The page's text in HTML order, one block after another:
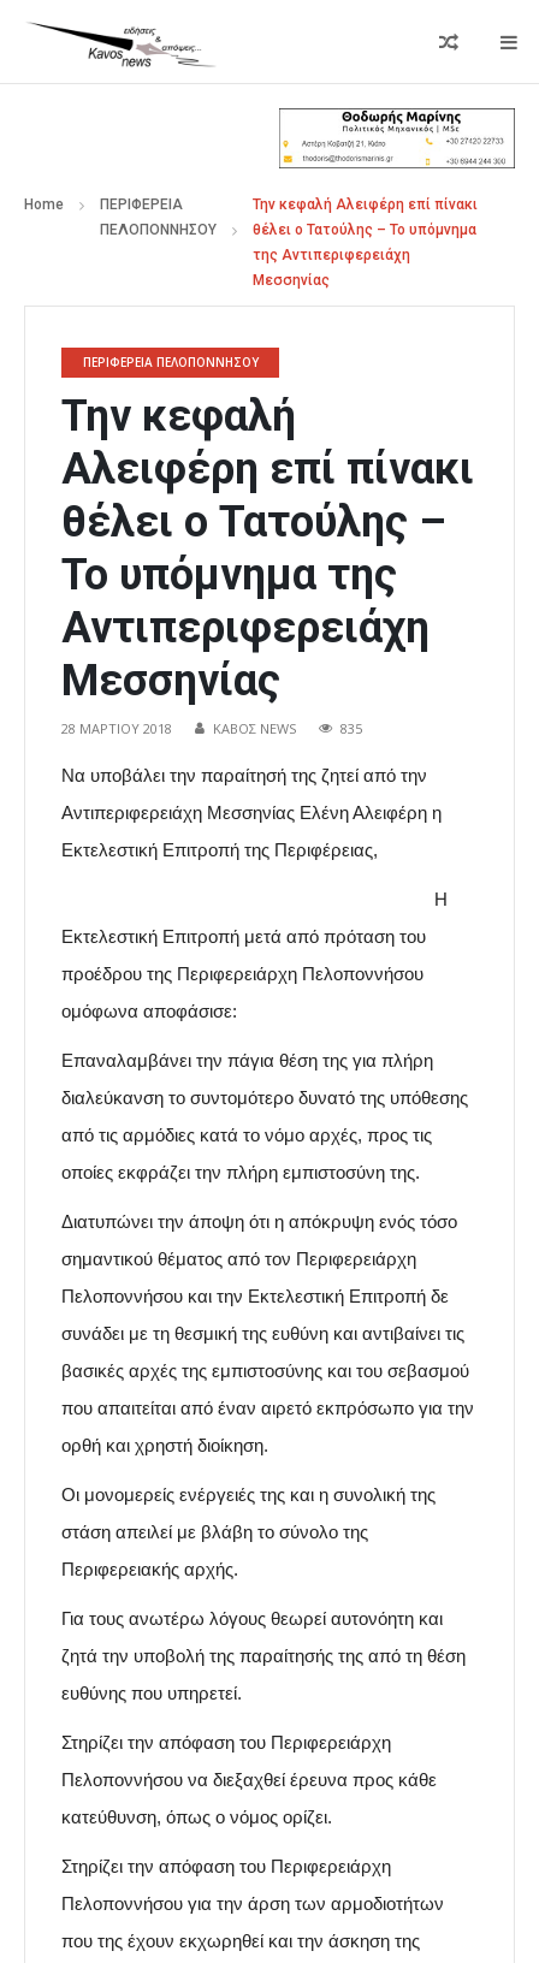
Home
ΠΕΡΙΦΕΡΕΙΑ
ΠΕΛΟΠΟΝΝΗΣΟΥ
Την κεφαλή Αλειφέρη επί πίνακι
θέλει ο Τατούλης – Το υπόμνημα
της Αντιπεριφερειάχη
Μεσσηνίας
ΠΕΡΙΦΕΡΕΙΑ ΠΕΛΟΠΟΝΝΗΣΟΥ
Την κεφαλή
Αλειφέρη επί πίνακι
θέλει ο Τατούλης –
Το υπόμνημα της
Αντιπεριφερειάχη
Μεσσηνίας
28 ΜΑΡΤΊΟΥ 2018 ΚΑΒΟΣ NEWS 835
Να υποβάλει την παραίτησή της ζητεί από την
Αντιπεριφερειάχη Μεσσηνίας Ελένη Αλειφέρη η
Εκτελεστική Επιτροπή της Περιφέρειας,
Η
Εκτελεστική Επιτροπή μετά από πρόταση του
προέδρου της Περιφερειάρχη Πελοποννήσου
ομόφωνα αποφάσισε:
Επαναλαμβάνει την πάγια θέση της για πλήρη
διαλεύκανση το συντομότερο δυνατό της υπόθεσης
από τις αρμόδιες κατά το νόμο αρχές, προς τις
οποίες εκφράζει την πλήρη εμπιστοσύνη της.
Διατυπώνει την άποψη ότι η απόκρυψη ενός τόσο
σημαντικού θέματος από τον Περιφερειάρχη
Πελοποννήσου και την Εκτελεστική Επιτροπή δε
συνάδει με τη θεσμική της ευθύνη και αντιβαίνει τις
βασικές αρχές της εμπιστοσύνης και του σεβασμού
που απαιτείται από έναν αιρετό εκπρόσωπο για την
ορθή και χρηστή διοίκηση.
Οι μονομερείς ενέργειές της και η συνολική της
στάση απειλεί με βλάβη το σύνολο της
Περιφερειακής αρχής.
Για τους ανωτέρω λόγους θεωρεί αυτονόητη και
ζητά την υποβολή της παραίτησής της από τη θέση
ευθύνης που υπηρετεί.
Στηρίζει την απόφαση του Περιφερειάρχη
Πελοποννήσου να διεξαχθεί έρευνα προς κάθε
κατεύθυνση, όπως ο νόμος ορίζει.
Στηρίζει την απόφαση του Περιφερειάρχη
Πελοποννήσου για την άρση των αρμοδιοτήτων
που της έχουν εκχωρηθεί και την άσκηση της